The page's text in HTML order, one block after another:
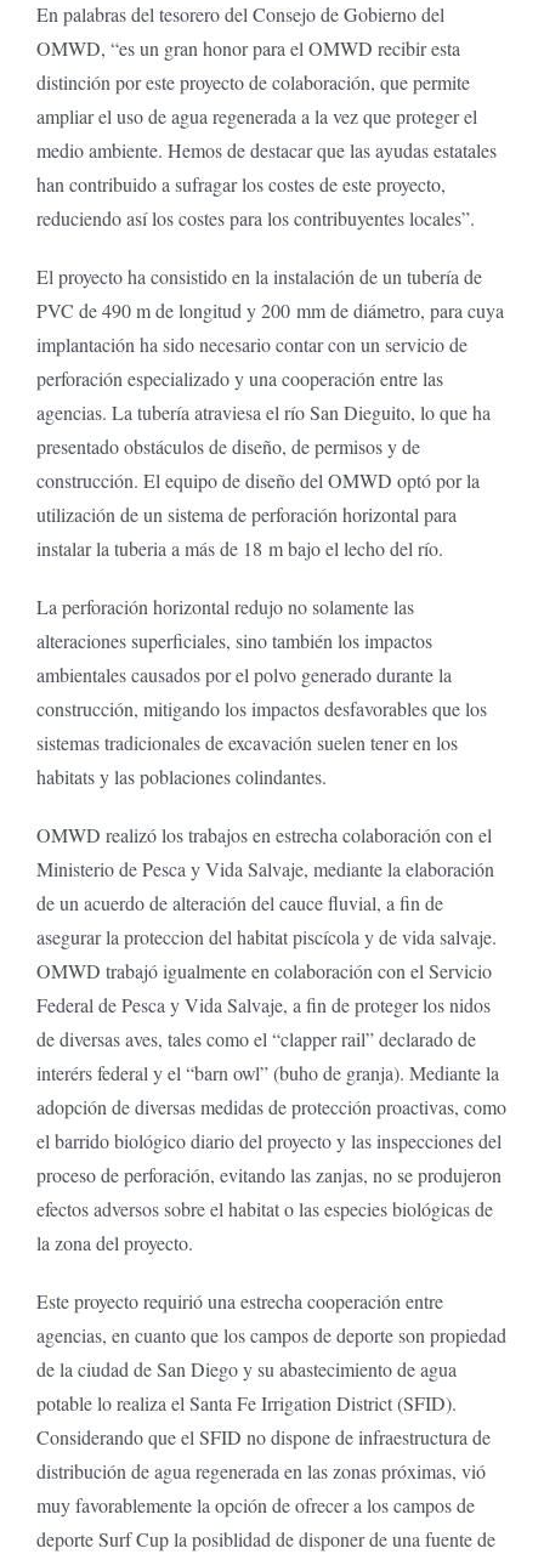
En palabras del tesorero del Consejo de Gobierno del
OMWD, “es un gran honor para el OMWD recibir esta
distinción por este proyecto de colaboración, que permite
ampliar el uso de agua regenerada a la vez que proteger el
medio ambiente. Hemos de destacar que las ayudas estatales
han contribuido a sufragar los costes de este proyecto,
reduciendo así los costes para los contribuyentes locales”.
El proyecto ha consistido en la instalación de un tubería de
PVC de 490 m de longitud y 200 mm de diámetro, para cuya
implantación ha sido necesario contar con un servicio de
perforación especializado y una cooperación entre las
agencias. La tubería atraviesa el río San Dieguito, lo que ha
presentado obstáculos de diseño, de permisos y de
construcción. El equipo de diseño del OMWD optó por la
utilización de un sistema de perforación horizontal para
instalar la tuberia a más de 18 m bajo el lecho del río.
La perforación horizontal redujo no solamente las
alteraciones superficiales, sino también los impactos
ambientales causados por el polvo generado durante la
construcción, mitigando los impactos desfavorables que los
sistemas tradicionales de excavación suelen tener en los
habitats y las poblaciones colindantes.
OMWD realizó los trabajos en estrecha colaboración con el
Ministerio de Pesca y Vida Salvaje, mediante la elaboración
de un acuerdo de alteración del cauce fluvial, a fin de
asegurar la proteccion del habitat piscícola y de vida salvaje.
OMWD trabajó igualmente en colaboración con el Servicio
Federal de Pesca y Vida Salvaje, a fin de proteger los nidos
de diversas aves, tales como el “clapper rail” declarado de
interérs federal y el “barn owl” (buho de granja). Mediante la
adopción de diversas medidas de protección proactivas, como
el barrido biológico diario del proyecto y las inspecciones del
proceso de perforación, evitando las zanjas, no se produjeron
efectos adversos sobre el habitat o las especies biológicas de
la zona del proyecto.
Este proyecto requirió una estrecha cooperación entre
agencias, en cuanto que los campos de deporte son propiedad
de la ciudad de San Diego y su abastecimiento de agua
potable lo realiza el Santa Fe Irrigation District (SFID).
Considerando que el SFID no dispone de infraestructura de
distribución de agua regenerada en las zonas próximas, vió
muy favorablemente la opción de ofrecer a los campos de
deporte Surf Cup la posiblidad de disponer de una fuente de